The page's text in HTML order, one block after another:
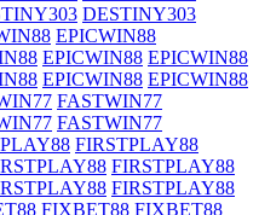
DESTINY303
EPICWIN88
EPICWIN88 EPICWIN88
EPICWIN88 EPICWIN88
FASTWIN77
FASTWIN77
FIRSTPLAY88
FIRSTPLAY88
FIRSTPLAY88
FIXBET88 FIXBET88